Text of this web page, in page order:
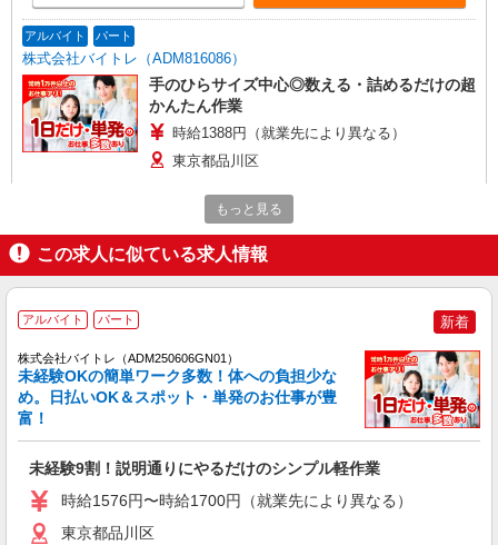
アルバイト パート
株式会社バイトレ（ADM816086）
手のひらサイズ中心◎数える・詰めるだけの超
かんたん作業
時給1388円（就業先により異なる）
東京都品川区
アルバイト パート
株式会社バイトレ（ADM816128）
人と話すのが苦手でも安心♪接客なしの軽作業
時給1450円（就業先により異なる）
東京都品川区
詳細を見る
株式会社バイトレ（ADM816069）
アパレル品のたたみ直し・検品・梱包業務・シ
もっと見る
この求人に似ている求人情報
アルバイト パート 新着
株式会社バイトレ（ADM250606GN01）
未経験OKの簡単ワーク多数！体への負担少な
め。日払いOK＆スポット・単発のお仕事が豊
富！
未経験9割！説明通りにやるだけのシンプル軽作業
時給1576円〜時給1700円（就業先により異なる）
東京都品川区